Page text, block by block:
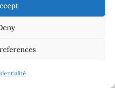
: tendances et